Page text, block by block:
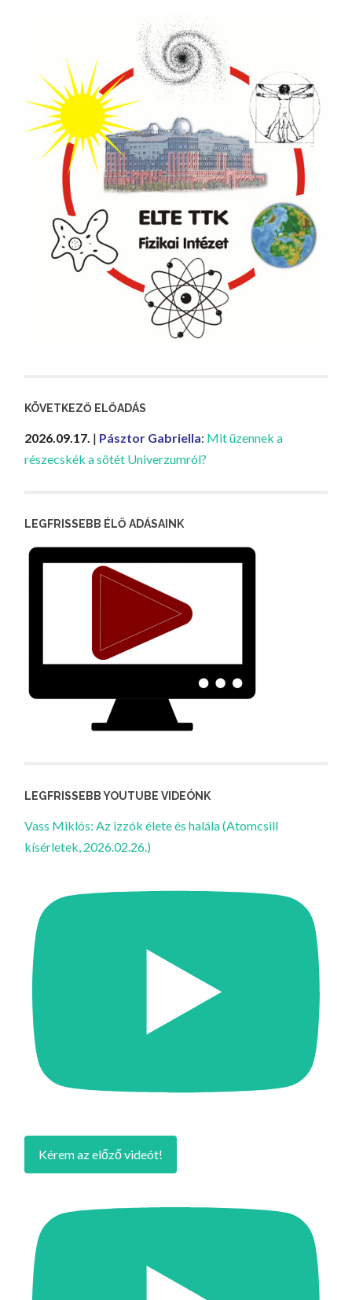
KÖVETKEZŐ ELŐADÁS
2026.09.17. | Pásztor Gabriella: Mit üzennek a
részecskék a sötét Univerzumról?
LEGFRISSEBB ÉLŐ ADÁSAINK
LEGFRISSEBB YOUTUBE VIDEÓNK
Vass Miklós: Az izzók élete és halála (Atomcsill
kísérletek, 2026.02.26.)
Kérem az előző videót!